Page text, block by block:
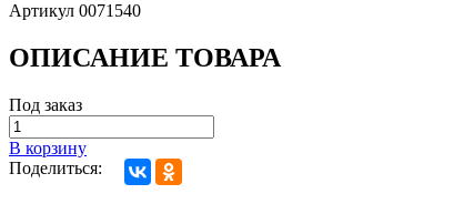
Артикул 0071540
ОПИСАНИЕ ТОВАРА
Под заказ
В корзину
Поделиться: